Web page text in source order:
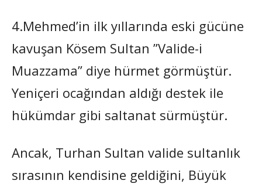
4.Mehmed’in ilk yıllarında eski gücüne
kavuşan Kösem Sultan ”Valide-i
Muazzama” diye hürmet görmüştür.
Yeniçeri ocağından aldığı destek ile
hükümdar gibi saltanat sürmüştür.
Ancak, Turhan Sultan valide sultanlık
sırasının kendisine geldiğini, Büyük